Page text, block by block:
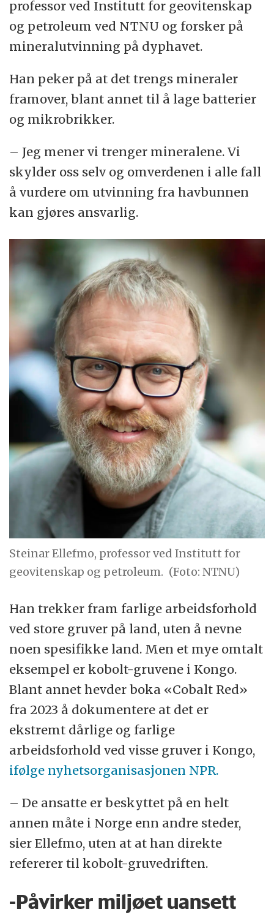
professor ved Institutt for geovitenskap
og petroleum ved NTNU og forsker på
mineralutvinning på dyphavet.
Han peker på at det trengs mineraler
framover, blant annet til å lage batterier
og mikrobrikker.
– Jeg mener vi trenger mineralene. Vi
skylder oss selv og omverdenen i alle fall
å vurdere om utvinning fra havbunnen
kan gjøres ansvarlig.
Steinar Ellefmo, professor ved Institutt for
geovitenskap og petroleum. (Foto: NTNU)
Han trekker fram farlige arbeidsforhold
ved store gruver på land, uten å nevne
noen spesifikke land. Men et mye omtalt
eksempel er kobolt-gruvene i Kongo.
Blant annet hevder boka «Cobalt Red»
fra 2023 å dokumentere at det er
ekstremt dårlige og farlige
arbeidsforhold ved visse gruver i Kongo,
ifølge nyhetsorganisasjonen NPR.
– De ansatte er beskyttet på en helt
annen måte i Norge enn andre steder,
sier Ellefmo, uten at at han direkte
refererer til kobolt-gruvedriften.
-Påvirker miljøet uansett